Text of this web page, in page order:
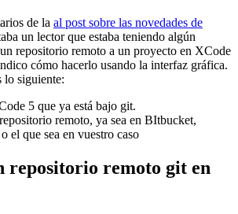
de la al post sobre las novedades de
un lector que estaba teniendo algún
repositorio remoto a un proyecto en XCode
cómo hacerlo usando la interfaz gráfica.
lo siguiente:
5 que ya está bajo git.
remoto, ya sea en BItbucket,
el que sea en vuestro caso
repositorio remoto git en